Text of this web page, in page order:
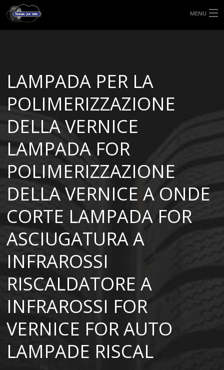
MENU
MISURE GOMME
BLOG
SHOP
LAMPADA PER LA
POLIMERIZZAZIONE
DELLA VERNICE
LAMPADA FOR
POLIMERIZZAZIONE
DELLA VERNICE A ONDE
CORTE LAMPADA FOR
ASCIUGATURA A
INFRAROSSI
RISCALDATORE A
INFRAROSSI FOR
VERNICE FOR AUTO
LAMPADE RISCAL